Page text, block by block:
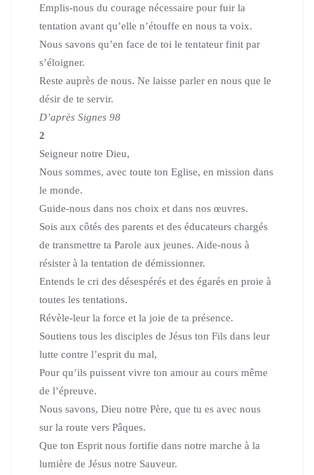
Emplis-nous du courage nécessaire pour fuir la
tentation avant qu’elle n’étouffe en nous ta voix.
Nous savons qu’en face de toi le tentateur finit par
s’éloigner.
Reste auprès de nous. Ne laisse parler en nous que le
désir de te servir.
D’après Signes 98
2
Seigneur notre Dieu,
Nous sommes, avec toute ton Eglise, en mission dans
le monde.
Guide-nous dans nos choix et dans nos œuvres.
Sois aux côtés des parents et des éducateurs chargés
de transmettre ta Parole aux jeunes. Aide-nous à
résister à la tentation de démissionner.
Entends le cri des désespérés et des égarés en proie à
toutes les tentations.
Révèle-leur la force et la joie de ta présence.
Soutiens tous les disciples de Jésus ton Fils dans leur
lutte contre l’esprit du mal,
Pour qu’ils puissent vivre ton amour au cours même
de l’épreuve.
Nous savons, Dieu notre Père, que tu es avec nous
sur la route vers Pâques.
Que ton Esprit nous fortifie dans notre marche à la
lumière de Jésus notre Sauveur.